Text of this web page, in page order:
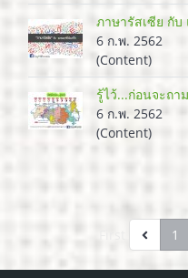
ภาษารัสเซีย กับ
6 ก.พ. 2562
(Content)
รู้ไว้...ก่อนจะถา
6 ก.พ. 2562
(Content)
1